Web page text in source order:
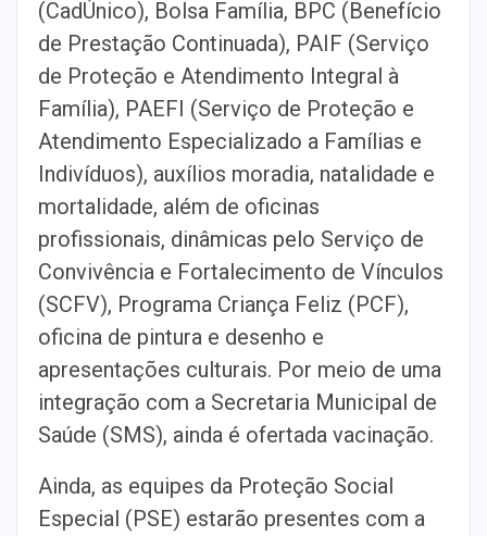
(CadÚnico), Bolsa Família, BPC (Benefício
de Prestação Continuada), PAIF (Serviço
de Proteção e Atendimento Integral à
Família), PAEFI (Serviço de Proteção e
Atendimento Especializado a Famílias e
Indivíduos), auxílios moradia, natalidade e
mortalidade, além de oficinas
profissionais, dinâmicas pelo Serviço de
Convivência e Fortalecimento de Vínculos
(SCFV), Programa Criança Feliz (PCF),
oficina de pintura e desenho e
apresentações culturais. Por meio de uma
integração com a Secretaria Municipal de
Saúde (SMS), ainda é ofertada vacinação.
Ainda, as equipes da Proteção Social
Especial (PSE) estarão presentes com a